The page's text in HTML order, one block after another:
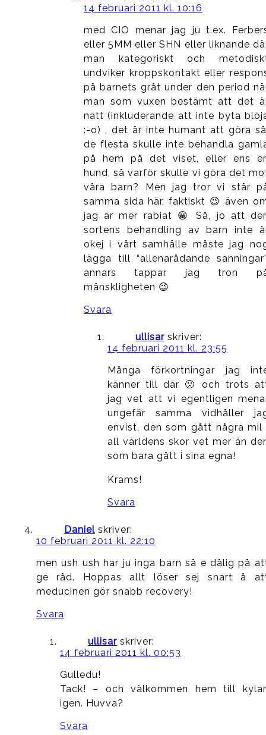
14 februari 2011 kl. 10:16
med CIO menar jag ju t.ex.
eller 5MM eller SHN eller liknande
man kategoriskt och
undviker kroppskontakt eller
på barnets gråt under den period
man som vuxen bestämt att det
natt (inkluderande att inte byta
:-o) , det är inte humant att göra
de flesta skulle inte behandla
på hem på det viset, eller ens
hund, så varför skulle vi göra det
våra barn? Men jag tror vi står
samma sida här, faktiskt 😉 även
jag är mer rabiat 😀 Så, jo att
sortens behandling av barn inte
okej i vårt samhälle måste jag
lägga till “allenarådande
annars tappar jag tron
mänskligheten 😉
Svara
ullisar skriver:
14 februari 2011 kl. 23:55
Många förkortningar jag
känner till där 🙁 och trots
jag vet att vi egentligen
ungefär samma vidhåller
envist, den som gått några mil
all världens skor vet mer än
som bara gått i sina egna!
Krams!
Svara
Daniel skriver:
10 februari 2011 kl. 22:10
men ush ush har ju inga barn så e dålig på
ge råd. Hoppas allt löser sej snart å
meducinen gör snabb recovery!
Svara
ullisar skriver:
14 februari 2011 kl. 00:53
Gulledu!
Tack! – och välkommen hem till
igen. Huvva?
Svara